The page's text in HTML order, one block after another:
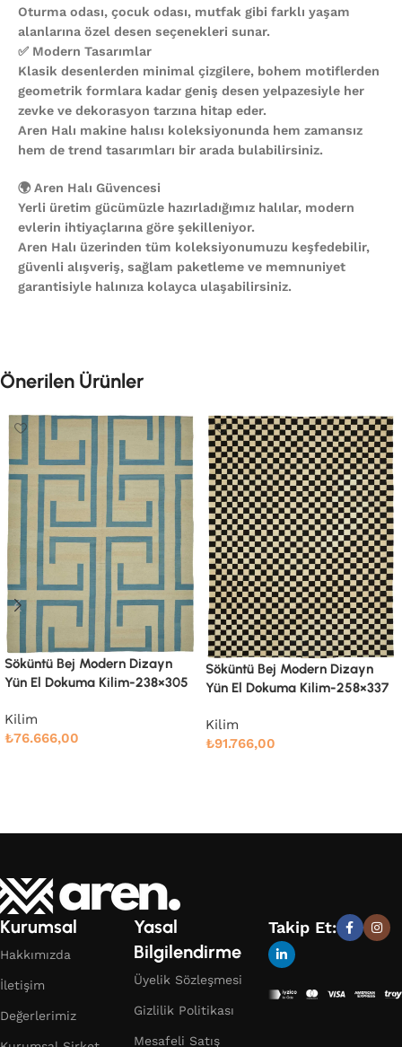
Oturma odası, çocuk odası, mutfak gibi farklı yaşam
alanlarına özel desen seçenekleri sunar.
✅ Modern Tasarımlar
Klasik desenlerden minimal çizgilere, bohem motiflerden
geometrik formlara kadar geniş desen yelpazesiyle her
zevke ve dekorasyon tarzına hitap eder.
Aren Halı makine halısı koleksiyonunda hem zamansız
hem de trend tasarımları bir arada bulabilirsiniz.
🌍 Aren Halı Güvencesi
Yerli üretim gücümüzle hazırladığımız halılar, modern
evlerin ihtiyaçlarına göre şekilleniyor.
Aren Halı üzerinden tüm koleksiyonumuzu keşfedebilir,
güvenli alışveriş, sağlam paketleme ve memnuniyet
garantisiyle halınıza kolayca ulaşabilirsiniz.
Önerilen Ürünler
Söküntü Bej Modern Dizayn
Yün El Dokuma Kilim-258×337
Kilim
₺91.766,00
Söküntü Blue Çizgili Yün El
Dokuma Kilim-238×286
₺71.914,00
Devamını oku
Kurumsal
Hakkımızda
İletişim
Değerlerimiz
Yasal
Bilgilendirme
Üyelik Sözleşmesi
Gizlilik Politikası
Mesafeli Satış
Takip Et: